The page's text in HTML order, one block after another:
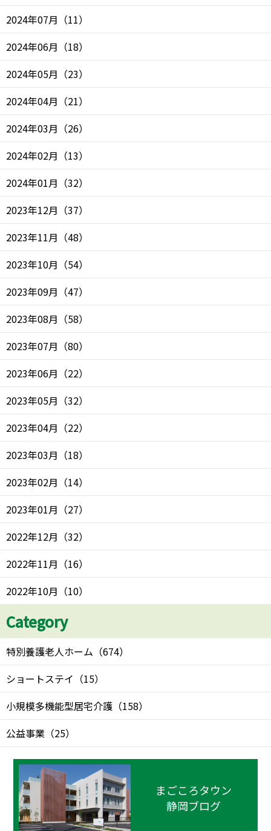
2024年07月 （11）
2024年06月 （18）
2024年05月 （23）
2024年04月 （21）
2024年03月 （26）
2024年02月 （13）
2024年01月 （32）
2023年12月 （37）
2023年11月 （48）
2023年10月 （54）
2023年09月 （47）
2023年08月 （58）
2023年07月 （80）
2023年06月 （22）
2023年05月 （32）
2023年04月 （22）
2023年03月 （18）
2023年02月 （14）
2023年01月 （27）
2022年12月 （32）
2022年11月 （16）
2022年10月 （10）
Category
特別養護老人ホーム （674）
ショートステイ （15）
小規模多機能型居宅介護 （158）
公益事業 （25）
まごころタウン
静岡ブログ